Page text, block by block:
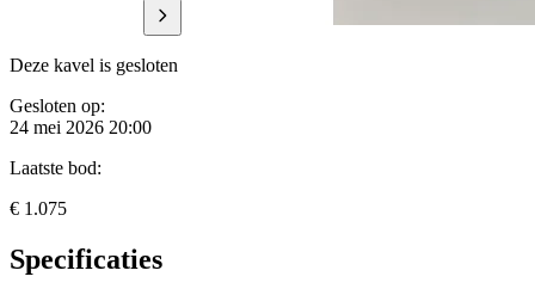
Deze kavel is gesloten
Gesloten op:
24 mei 2026 20:00
Laatste bod:
€ 1.075
Specificaties